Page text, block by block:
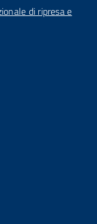
di ripresa e